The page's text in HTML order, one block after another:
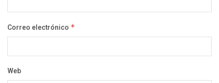
Correo electrónico *
Web